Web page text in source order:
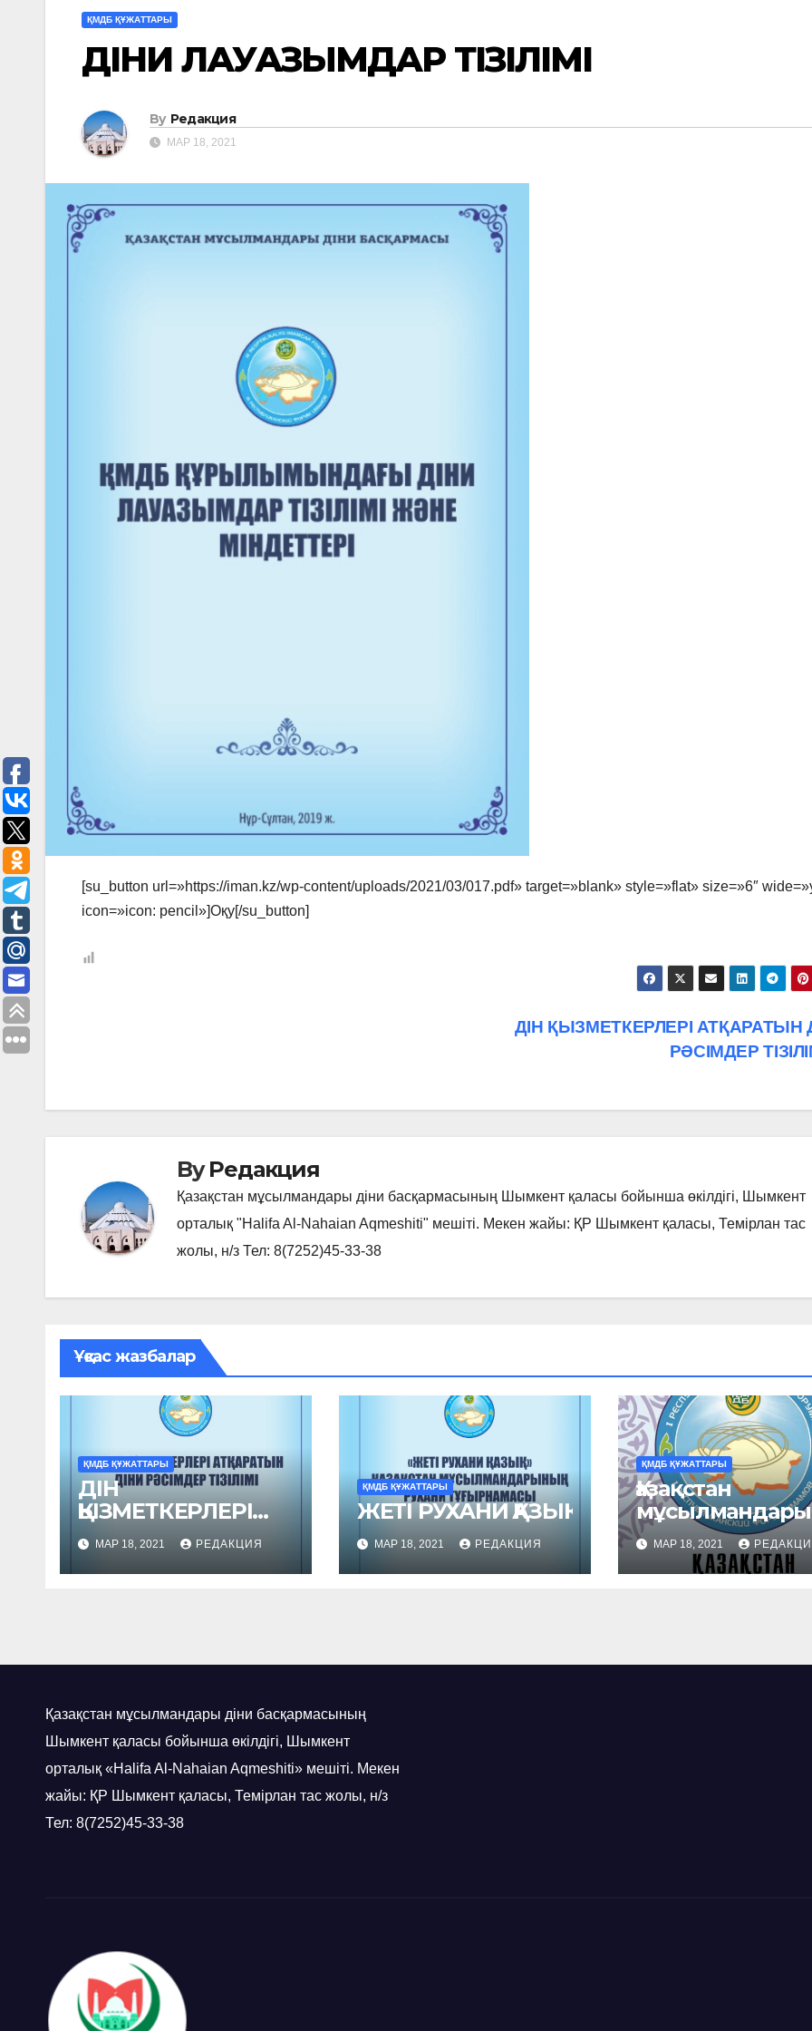
ҚМДБ ҚҰЖАТТАРЫ
ДІНИ ЛАУАЗЫМДАР ТІЗІЛІМІ
By Редакция
МАР 18, 2021
[su_button url=»https://iman.kz/wp-content/uploads/2021/03/017.pdf» target=»blank» style=»flat» size=»6″
icon=»icon: pencil»]Оқу[/su_button]
записям
ДІН ҚЫЗМЕТКЕРЛЕРІ АТҚАРАТЫН
РӘСІМДЕР
ByРедакция
Қазақстан мұсылмандары діни басқармасының Шымкент қаласы бойынша өкілдігі, Шымкент
орталық "Halifa Al-Nahaian Aqmeshiti" мешіті. Мекен жайы: ҚР Шымкент қаласы, Темірлан тас
жолы, н/з Тел: 8(7252)45-33-38
Ұқсас жазбалар
ҚМДБ ҚҰЖАТТАРЫ
ДІН
ҚЫЗМЕТКЕРЛЕРІ
АТҚАРАТЫН ДІНИ
РӘСІМДЕР ТІЗІЛІМІ
МАР 18, 2021 РЕДАКЦИЯ
ҚМДБ ҚҰЖАТТАРЫ
ЖЕТІ РУХАНИ ҚАЗЫҚ
МАР 18, 2021 РЕДАКЦИЯ
ҚМДБ ҚҰЖАТТАРЫ
Қазақстан
ң МАР 18, 2021
Қазақстан мұсылмандары діни басқармасының
Шымкент қаласы бойынша өкілдігі, Шымкент
орталық «Halifa Al-Nahaian Aqmeshiti» мешіті. Мекен
жайы: ҚР Шымкент қаласы, Темірлан тас жолы, н/з
Тел: 8(7252)45-33-38